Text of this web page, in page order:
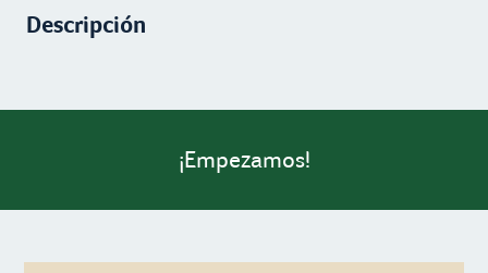
Descripción
¡Empezamos!